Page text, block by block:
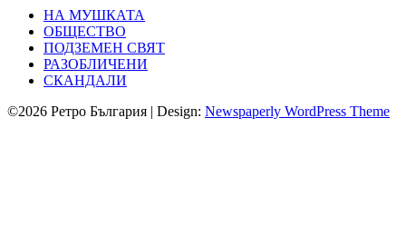
НА МУШКАТА
ОБЩЕСТВО
ПОДЗЕМЕН СВЯТ
РАЗОБЛИЧЕНИ
СКАНДАЛИ
©2026 Ретро България | Design: Newspaperly WordPress Theme